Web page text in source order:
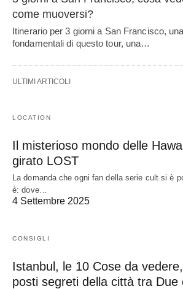
come muoversi?
Itinerario per 3 giorni a San Francisco,
fondamentali di questo tour, una…
ULTIMI ARTICOLI
LOCATION
Il misterioso mondo delle
girato LOST
La domanda che ogni fan della serie cult si è
è: dove…
4 Settembre 2025
CONSIGLI
Istanbul, le 10 Cose da
posti segreti della città tra Due